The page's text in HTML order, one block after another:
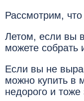
Рассмотрим,
Летом, если вы
можете собрать
Если вы не
можно купить в
недорого и тоже